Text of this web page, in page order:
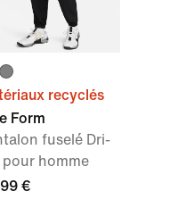
recyclés
Form
fuselé Dri-
pour homme
€